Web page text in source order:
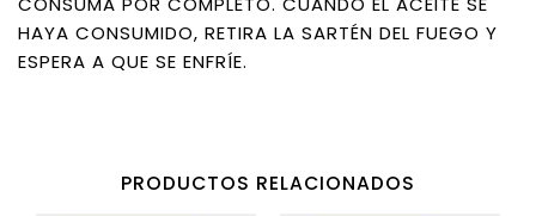
HAYA CONSUMIDO, RETIRA LA SARTÉN DEL FUEGO Y
ESPERA A QUE SE ENFRÍE.
PRODUCTOS RELACIONADOS